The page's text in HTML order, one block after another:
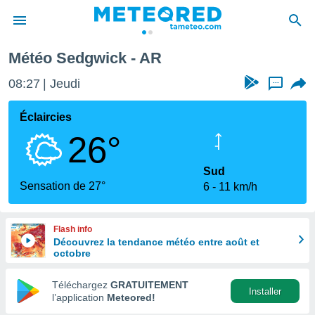
de
en
Météo Sedgwick - AR
08:27 Jeudi ...
Éclaircies
26°
Sensation de 27°
Sud
6
11 km/h
Flash info
Découvrez la tendance météo entre août et
octobre
Téléchargez GRATUITEMENT
l’application Meteored!
Installer